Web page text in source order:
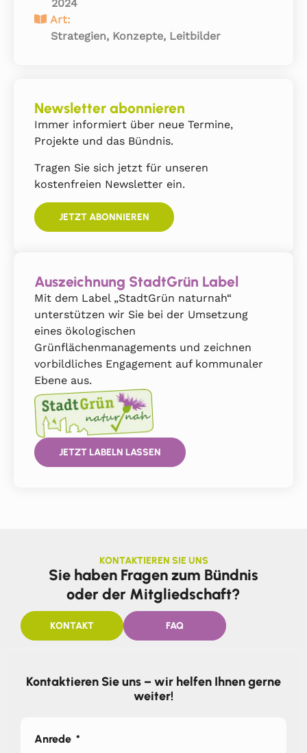
2024
Art:
Strategien, Konzepte, Leitbilder
Newsletter abonnieren
Immer informiert über neue Termine,
Projekte und das Bündnis.
Tragen Sie sich jetzt für unseren
kostenfreien Newsletter ein.
JETZT ABONNIEREN
Auszeichnung StadtGrün Label
Mit dem Label „StadtGrün naturnah“
unterstützen wir Sie bei der Umsetzung
eines ökologischen
Grünflächenmanagements und zeichnen
vorbildliches Engagement auf kommunaler
Ebene aus.
JETZT LABELN LASSEN
KONTAKTIEREN SIE UNS
Sie haben Fragen zum Bündnis
oder der Mitgliedschaft?
KONTAKT FAQ
Kontaktieren Sie uns – wir helfen Ihnen gerne
weiter!
Anrede